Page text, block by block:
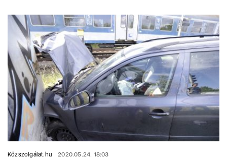
Közszolgálat.hu 2020.05.24. 18:03